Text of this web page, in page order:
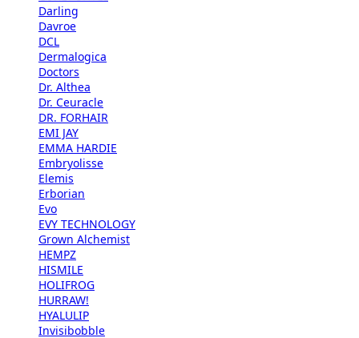
Darling
Davroe
DCL
Dermalogica
Doctors
Dr. Althea
Dr. Ceuracle
DR. FORHAIR
EMI JAY
EMMA HARDIE
Embryolisse
Elemis
Erborian
Evo
EVY TECHNOLOGY
Grown Alchemist
HEMPZ
HISMILE
HOLIFROG
HURRAW!
HYALULIP
Invisibobble